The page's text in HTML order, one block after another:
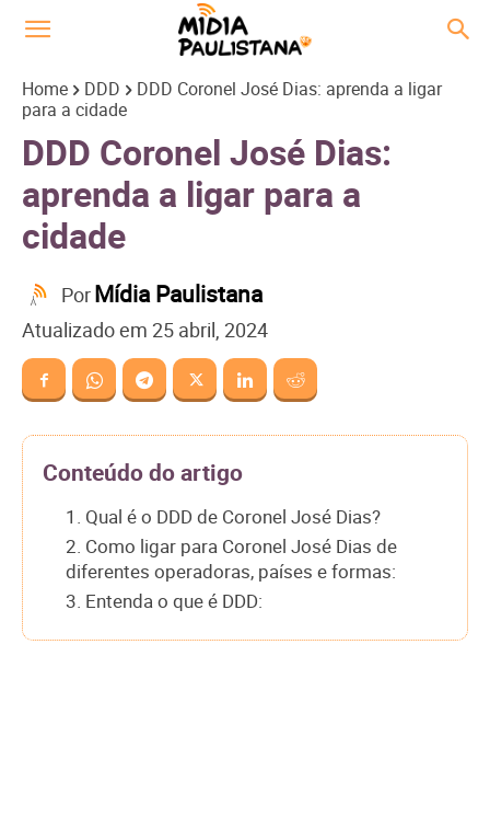
Home DDD
DDD Coronel José Dias: aprenda a ligar
para a cidade
DDD Coronel José Dias:
aprenda a ligar para a
cidade
PorMídia Paulistana
Atualizado em 25 abril, 2024
Conteúdo do artigo
1. Qual é o DDD de Coronel José Dias?
2. Como ligar para Coronel José Dias de
diferentes operadoras, países e formas:
3. Entenda o que é DDD: